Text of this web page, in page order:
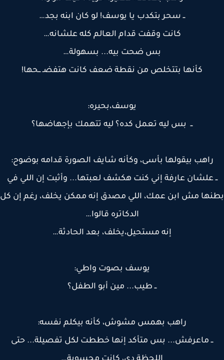
ــ سحر بتكدب يا يوسف! لو كان ابنه بجد…
كانت وقفت قدام العالم كله علشانه…
بس ضحت بيه... بسهولة…
كأنها بتتخلص من نقطة ضعف كانت هتفضـ ــحها!
يوسف،بحيره:
ــ بس ليه تعمل كده؟ ليه تتهمك بإجهاضها؟
راهب بيقولها بأسى، وكأنه شايف الصورة قدامه بوضوح:
علشان عارفة إني كنت هكشف لعبتها... وأثبت إن اللي في
مش ابن عمك، اللي مصدق إنه ممكن يخلف، رغم إن كل
الدكاتره قالوا…
إنه مستحيل،يخلف، بعد الحادثة…
يوسف بصوت واطي:
ــ طيب... مين أبو الطفل؟
راهب بهمس مشوش، كأنه بيكلم نفسه:
ــ ماعرفش... بس متأكد إنها خططت لكل تفصيلة... حتى